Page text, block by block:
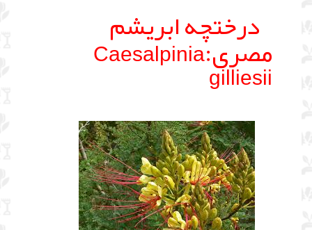
درختچه ابریشم
مصری:Caesalpinia
gilliesii